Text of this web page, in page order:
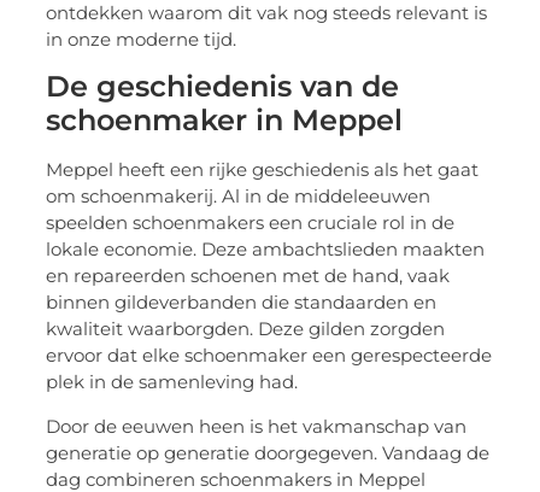
ontdekken waarom dit vak nog steeds relevant is
in onze moderne tijd.
De geschiedenis van de
schoenmaker in Meppel
Meppel heeft een rijke geschiedenis als het gaat
om schoenmakerij. Al in de middeleeuwen
speelden schoenmakers een cruciale rol in de
lokale economie. Deze ambachtslieden maakten
en repareerden schoenen met de hand, vaak
binnen gildeverbanden die standaarden en
kwaliteit waarborgden. Deze gilden zorgden
ervoor dat elke schoenmaker een gerespecteerde
plek in de samenleving had.
Door de eeuwen heen is het vakmanschap van
generatie op generatie doorgegeven. Vandaag de
dag combineren schoenmakers in Meppel